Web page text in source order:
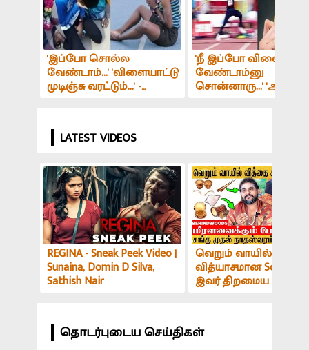
'இப்போ சொல்ல
வேண்டாம்...' 'விளையாட்டு
முடிஞ்சு வரட்டும்...' -
வீராங்கனை...!
'நீ இப்போ விளையாட
வேண்டாம்னு
சொன்னாரு...' 'அது
LATEST VIDEOS
REGINA - Sneak Peek Video |
Sunaina, Domin D Silva,
Sathish Nair
வெறும் வாயில் இப்படி
வித்யாசமான Sound-
இவர் திறமைய பாத்து
தொடர்புடைய செய்திகள்